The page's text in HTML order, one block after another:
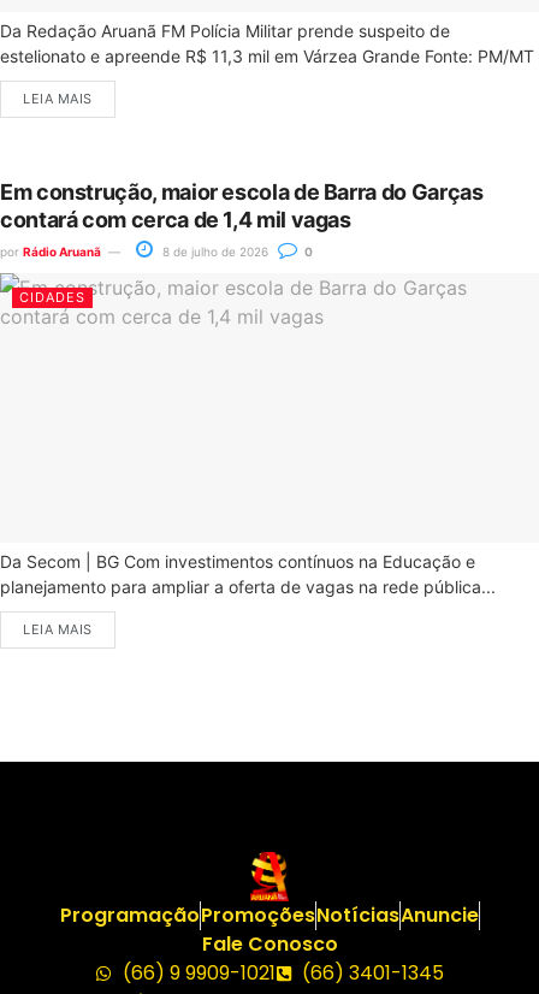
Da Redação Aruanã FM Polícia Militar prende suspeito de
estelionato e apreende R$ 11,3 mil em Várzea Grande Fonte: PM/MT
LEIA MAIS
Em construção, maior escola de Barra do Garças
contará com cerca de 1,4 mil vagas
por Rádio Aruanã 8 de julho de 2026 0
CIDADES
Da Secom | BG Com investimentos contínuos na Educação e
planejamento para ampliar a oferta de vagas na rede pública...
LEIA MAIS
ProgramaçãoPromoçõesNotíciasAnuncie
Fale Conosco
(66) 9 9909-1021
(66) 3401-1345